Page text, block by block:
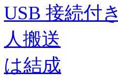
USB 接続付き
人搬送
は結成